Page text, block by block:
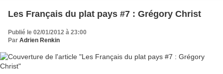
Les Français du plat pays #7 : Grégory Christ
Publié le 02/01/2012 à 23:00
Par Adrien Renkin